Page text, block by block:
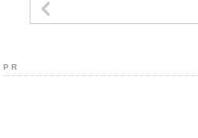
P R